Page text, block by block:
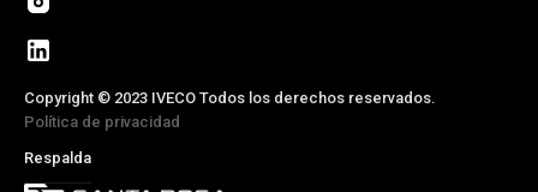
Copyright © 2023 IVECO Todos los derechos reservados.
Política de privacidad
Respalda